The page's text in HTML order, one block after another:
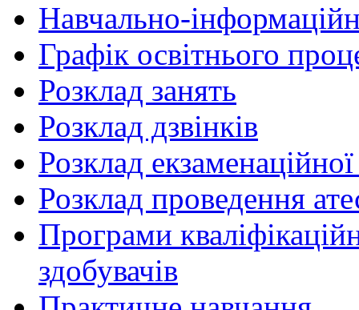
Навчально-
Графік освітнього
Розклад занять
Розклад дзвінків
Розклад екзаменаційної
Розклад проведення
Програми
здобувачів